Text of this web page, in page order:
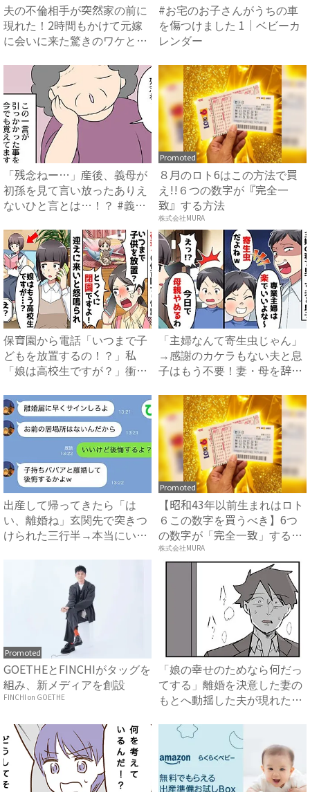
夫の不倫相手が突然家の前に
現れた！2時間もかけて元嫁
に会いに来た驚きのワケと
#お宅のお子さんがうちの車
を傷つけました 1｜ベビーカ
レンダー
「残念ねー…」産後、義母が
初孫を見て言い放ったありえ
ないひと言とは…！？ #義
Promoted
８月のロト6はこの方法で買
え!!６つの数字が『完全一
致』する方法
株式会社MURA
保育園から電話「いつまで子
どもを放置するの！？」私
「娘は高校生ですが？」衝撃
「主婦なんて寄生虫じゃん」
→感謝のカケラもない夫と息
子はもう不要！妻・母を辞め
出産して帰ってきたら「は
い、離婚ね」玄関先で突きつ
けられた三行半→本当にいい
Promoted
【昭和43年以前生まれはロト
６この数字を買うべき】6つ
の数字が「完全一致」する
方...
株式会社MURA
Promoted
GOETHEとFINCHIがタッグを
組み、新メディアを創設
FINCHI on GOETHE
「娘の幸せのためなら何だっ
てする」離婚を決意した妻の
もとへ動揺した夫が現れた！